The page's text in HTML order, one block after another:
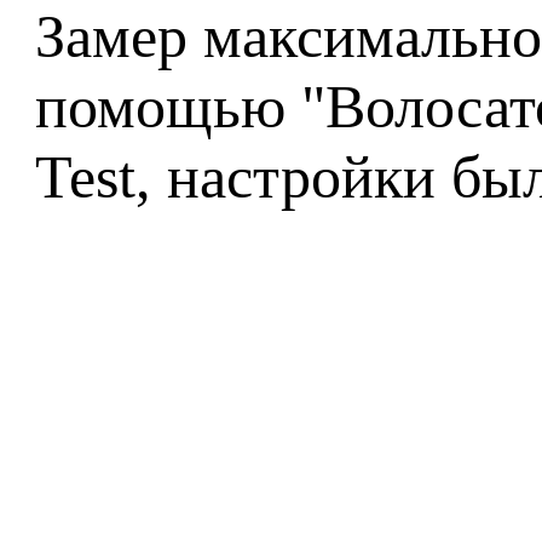
Замер
помощью
Test, настройки